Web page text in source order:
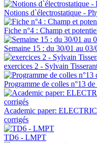
Notions d`électrostatique -
Fiche n°4 : Champ et
Semaine 15 : du 30/01 au 03/
exercices 2 - Sylvain
Programme de colles n°13
Academic paper:
corrigés
TD6 - LMPT